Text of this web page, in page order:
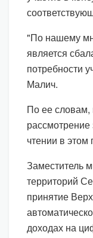
"По нашему
является
потребности
Малич.
По ее словам,
чтении в этом
Заместитель
территорий
принятие
доходах на